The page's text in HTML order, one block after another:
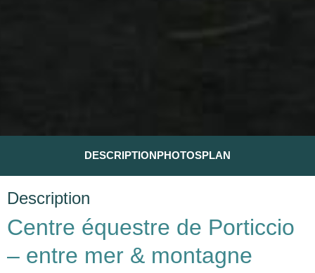
DESCRIPTIONPHOTOSPLAN
Description
Centre équestre de Porticcio
– entre mer & montagne